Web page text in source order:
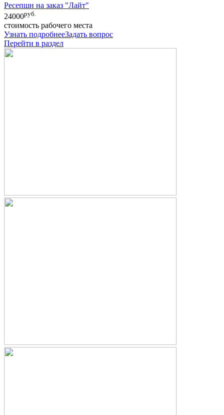
Ресепшн на заказ "Лайт"
24000руб.
стоимость рабочего места
Узнать подробнееЗадать вопрос
Перейти в раздел